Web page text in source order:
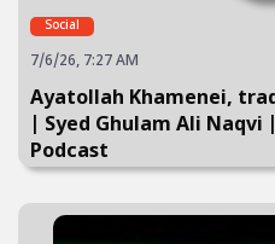
Social
7/6/26, 7:27 AM
Ayatollah Khamenei,
| Syed Ghulam Ali Naqvi
Podcast